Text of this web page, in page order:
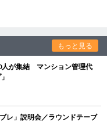
もっと見る
人が集結 マンション管理代
レ」説明会／ラウンドテーブ